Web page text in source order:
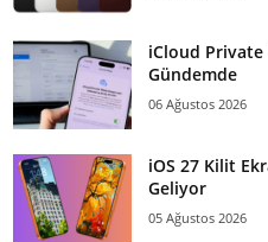
iCloud Private
Gündemde
06 Ağustos 2026
iOS 27 Kilit
Geliyor
05 Ağustos 2026